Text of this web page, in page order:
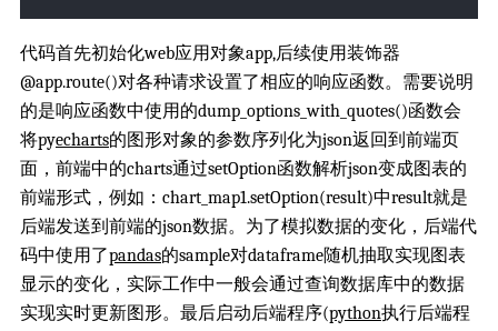
代码首先初始化web应用对象app,后续使用装饰器
@app.route()对各种请求设置了相应的响应函数。需要说明
的是响应函数中使用的dump_options_with_quotes()函数会
将pyecharts的图形对象的参数序列化为json返回到前端页
面，前端中的charts通过setOption函数解析json变成图表的
前端形式，例如：chart_map1.setOption(result)中result就是
后端发送到前端的json数据。为了模拟数据的变化，后端代
码中使用了pandas的sample对dataframe随机抽取实现图表
显示的变化，实际工作中一般会通过查询数据库中的数据
实现实时更新图形。最后启动后端程序(python执行后端程